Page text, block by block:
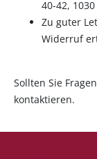
40-42,
Zu guter
Widerruf
Sollten Sie
kontaktieren.